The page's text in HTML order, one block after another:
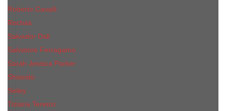
Roberto Cavalli
Rochas
Salvador Dali
Salvatore Ferragamo
Sarah Jessica Parker
Shiseido
Sisley
Tiziana Terenzi